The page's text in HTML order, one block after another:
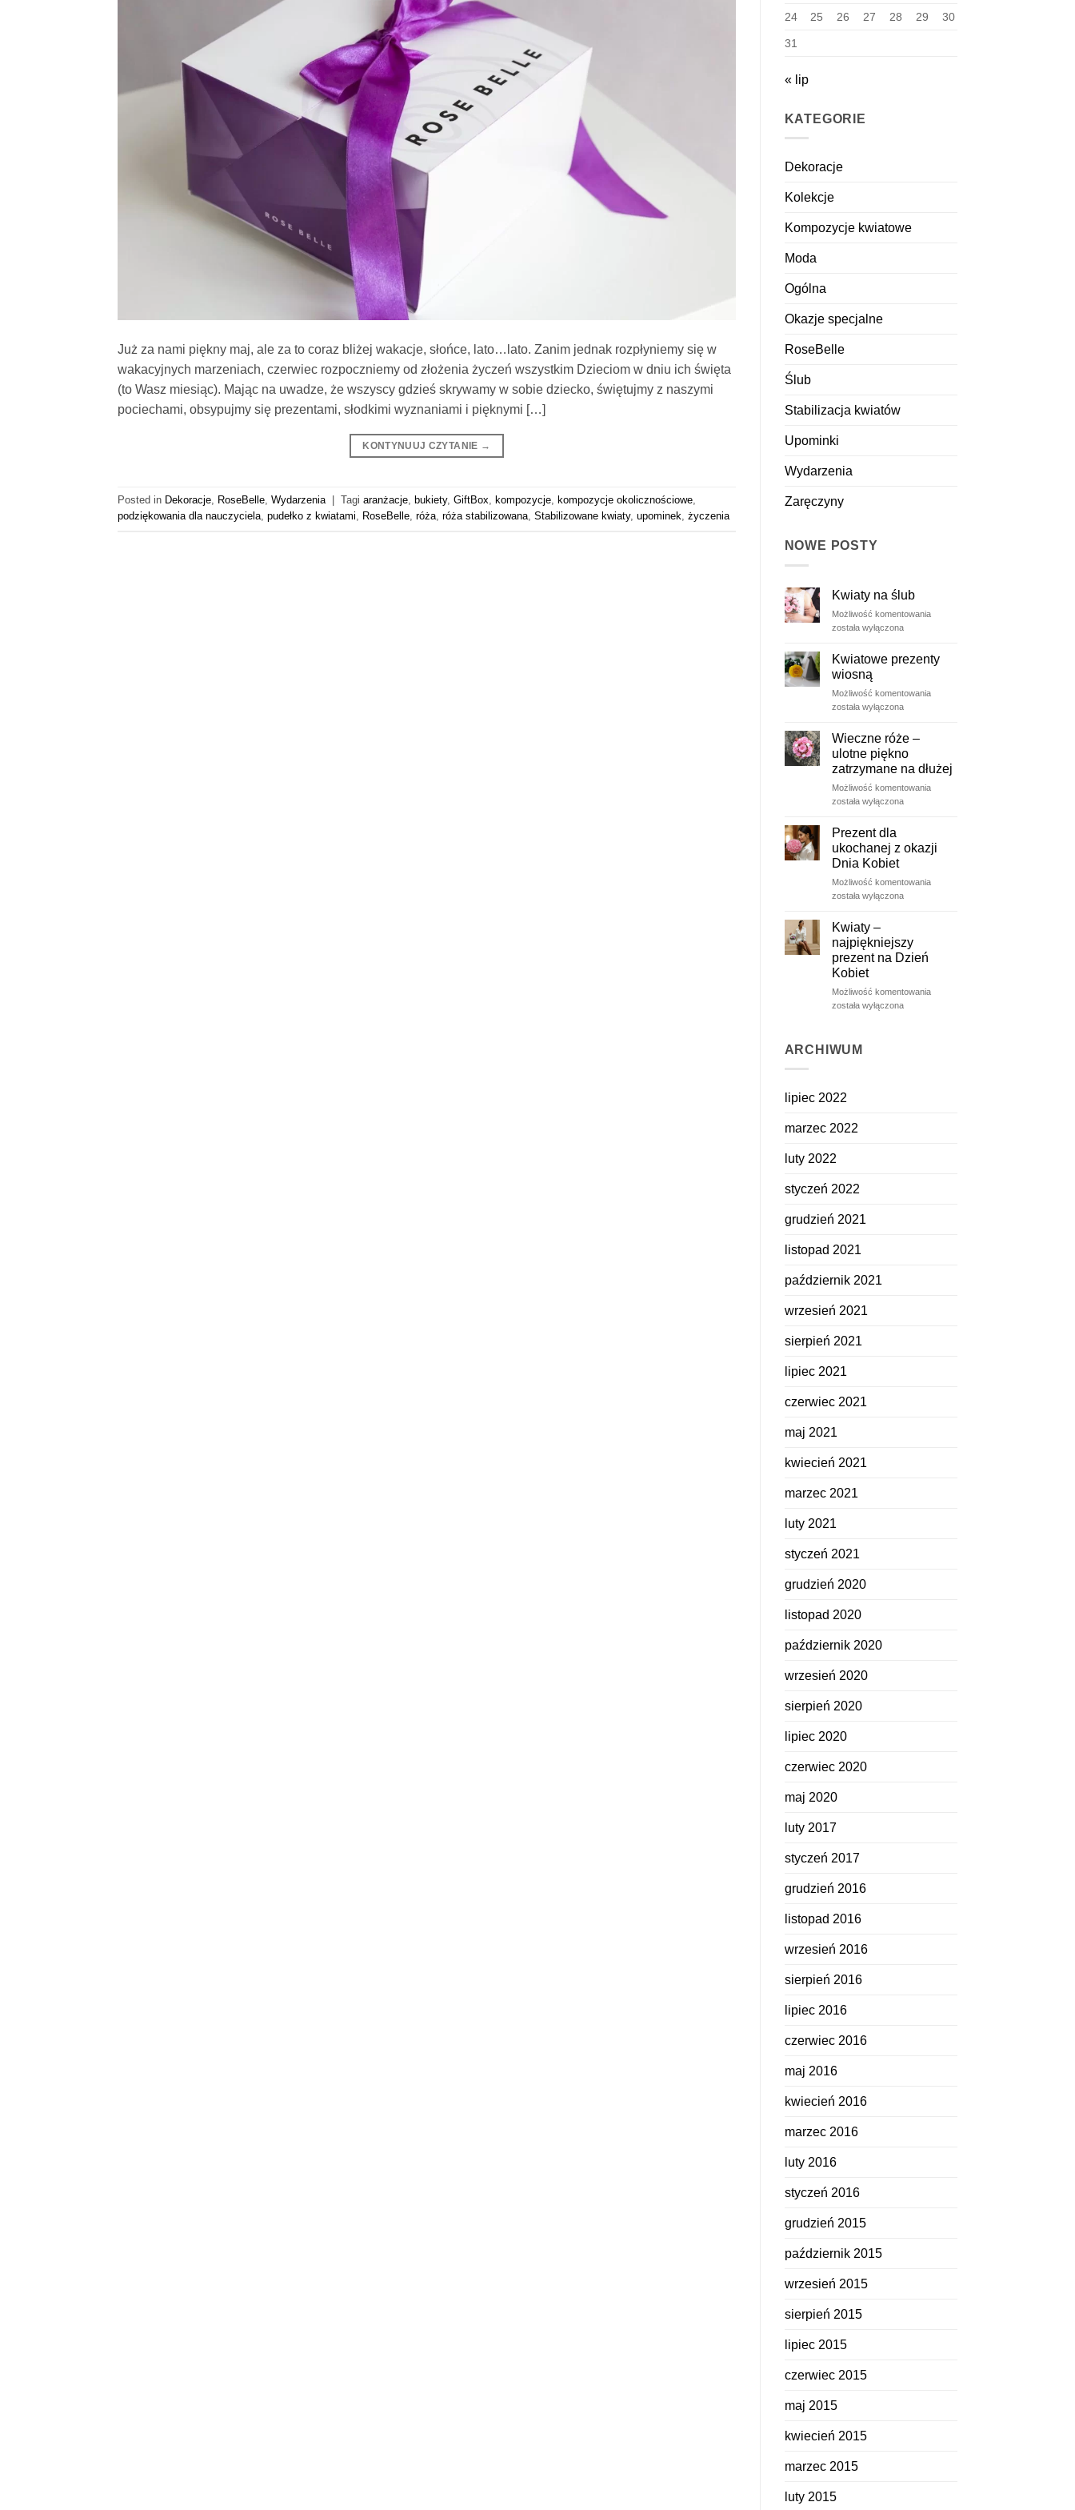
Już za nami piękny maj, ale za to coraz bliżej wakacje, słońce, lato…lato. Zanim jednak rozpłyniemy się w
wakacyjnych marzeniach, czerwiec rozpoczniemy od złożenia życzeń wszystkim Dzieciom w dniu ich święta
(to Wasz miesiąc). Mając na uwadze, że wszyscy gdzieś skrywamy w sobie dziecko, świętujmy z naszymi
pociechami, obsypujmy się prezentami, słodkimi wyznaniami i pięknymi […]
KONTYNUUJ CZYTANIE →
Posted in Dekoracje, RoseBelle, Wydarzenia Tagi aranżacje, bukiety, GiftBox, kompozycje, kompozycje okolicznościowe,
podziękowania dla nauczyciela, pudełko z kwiatami, RoseBelle, róża, róża stabilizowana, Stabilizowane kwiaty, upominek, życzenia
24 25 26 27 28 29 30
31
« lip
KATEGORIE
Dekoracje
Kolekcje
Kompozycje kwiatowe
Moda
Ogólna
Okazje specjalne
RoseBelle
Ślub
Stabilizacja kwiatów
Upominki
Wydarzenia
Zaręczyny
NOWE POSTY
Kwiaty na ślub
Możliwość komentowaniaKwiaty
została wyłączona
Kwiatowe prezenty
wiosną
Możliwość komentowaniaKwiatowe
została wyłączona
Wieczne róże –
ulotne piękno
zatrzymane na dłużej
Możliwość komentowaniaWieczne
piękno
zatrzymane
dłużej
została wyłączona
Prezent dla
ukochanej z okazji
Dnia Kobiet
Możliwość komentowaniaPrezent
została wyłączona
Kwiaty –
najpiękniejszy
prezent na Dzień
Kobiet
Możliwość komentowaniaKwiaty
została wyłączona
ARCHIWUM
lipiec 2022
marzec 2022
luty 2022
styczeń 2022
grudzień 2021
listopad 2021
październik 2021
wrzesień 2021
sierpień 2021
lipiec 2021
czerwiec 2021
maj 2021
kwiecień 2021
marzec 2021
luty 2021
styczeń 2021
grudzień 2020
listopad 2020
październik 2020
wrzesień 2020
sierpień 2020
lipiec 2020
czerwiec 2020
maj 2020
luty 2017
styczeń 2017
grudzień 2016
listopad 2016
wrzesień 2016
sierpień 2016
lipiec 2016
czerwiec 2016
maj 2016
kwiecień 2016
marzec 2016
luty 2016
styczeń 2016
grudzień 2015
październik 2015
wrzesień 2015
sierpień 2015
lipiec 2015
czerwiec 2015
maj 2015
kwiecień 2015
marzec 2015
luty 2015